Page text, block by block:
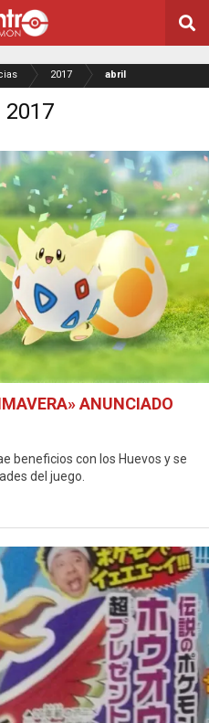
2017 abril
ANUNCIADO
beneficios con los Huevos y se
del juego.